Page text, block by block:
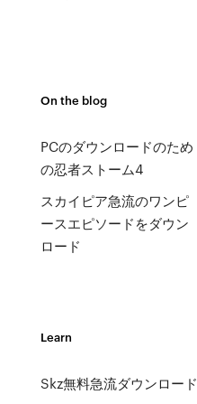
On the blog
PCのダウンロードのため
の忍者ストーム4
スカイピア急流のワンピ
ースエピソードをダウン
ロード
Learn
Skz無料急流ダウンロード